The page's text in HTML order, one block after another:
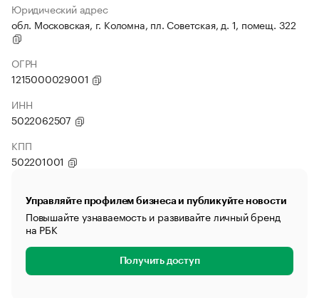
Юридический адрес
обл. Московская, г. Коломна, пл. Советская, д. 1, помещ. 322
ОГРН
1215000029001
ИНН
5022062507
КПП
502201001
Управляйте профилем бизнеса и публикуйте новости
Повышайте узнаваемость и развивайте личный бренд
на РБК
Получить доступ